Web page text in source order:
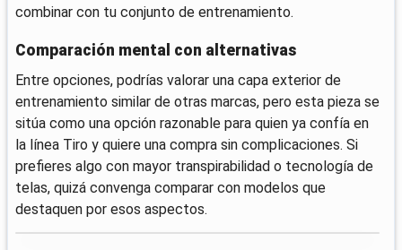
combinar con tu conjunto de entrenamiento.
Comparación mental con alternativas
Entre opciones, podrías valorar una capa exterior de
entrenamiento similar de otras marcas, pero esta pieza se
sitúa como una opción razonable para quien ya confía en
la línea Tiro y quiere una compra sin complicaciones. Si
prefieres algo con mayor transpirabilidad o tecnología de
telas, quizá convenga comparar con modelos que
destaquen por esos aspectos.